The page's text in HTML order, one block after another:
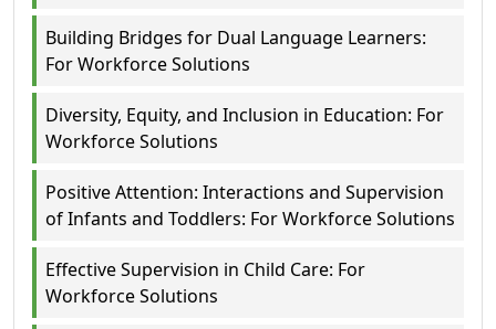
Building Bridges for Dual Language Learners:
For Workforce Solutions
Diversity, Equity, and Inclusion in Education: For
Workforce Solutions
Positive Attention: Interactions and Supervision
of Infants and Toddlers: For Workforce Solutions
Effective Supervision in Child Care: For
Workforce Solutions